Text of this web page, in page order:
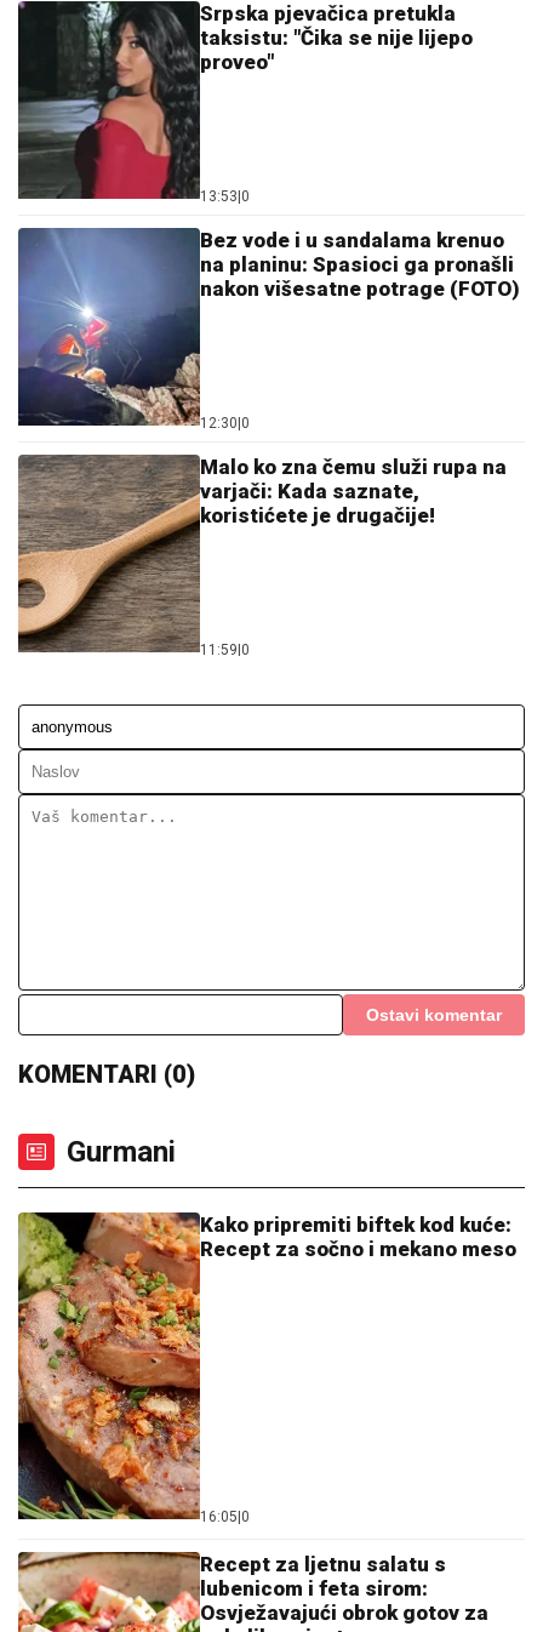
Srpska pjevačica pretukla
taksistu: "Čika se nije lijepo
proveo"
13:53 0
Bez vode i u sandalama krenuo
na planinu: Spasioci ga pronašli
nakon višesatne potrage (FOTO)
12:30 0
Malo ko zna čemu služi rupa na
varjači: Kada saznate,
koristićete je drugačije!
11:59 0
Ostavi komentar
KOMENTARI (0)
Gurmani
Kako pripremiti biftek kod kuće:
Recept za sočno i mekano meso
16:05 0
Recept za ljetnu salatu s
lubenicom i feta sirom:
Osvježavajući obrok gotov za